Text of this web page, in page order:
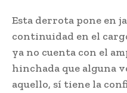
Esta derrota pone en
continuidad en el
ya no cuenta con el
hinchada que alguna
aquello, sí tiene la